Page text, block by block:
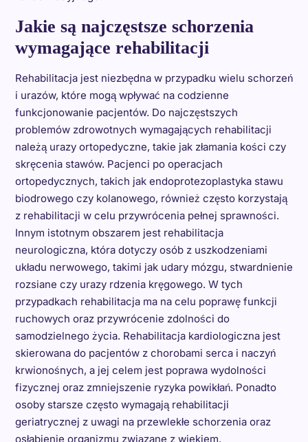
Jakie są najczęstsze schorzenia
wymagające rehabilitacji
Rehabilitacja jest niezbędna w przypadku wielu schorzeń
i urazów, które mogą wpływać na codzienne
funkcjonowanie pacjentów. Do najczęstszych
problemów zdrowotnych wymagających rehabilitacji
należą urazy ortopedyczne, takie jak złamania kości czy
skręcenia stawów. Pacjenci po operacjach
ortopedycznych, takich jak endoprotezoplastyka stawu
biodrowego czy kolanowego, również często korzystają
z rehabilitacji w celu przywrócenia pełnej sprawności.
Innym istotnym obszarem jest rehabilitacja
neurologiczna, która dotyczy osób z uszkodzeniami
układu nerwowego, takimi jak udary mózgu, stwardnienie
rozsiane czy urazy rdzenia kręgowego. W tych
przypadkach rehabilitacja ma na celu poprawę funkcji
ruchowych oraz przywrócenie zdolności do
samodzielnego życia. Rehabilitacja kardiologiczna jest
skierowana do pacjentów z chorobami serca i naczyń
krwionośnych, a jej celem jest poprawa wydolności
fizycznej oraz zmniejszenie ryzyka powikłań. Ponadto
osoby starsze często wymagają rehabilitacji
geriatrycznej z uwagi na przewlekłe schorzenia oraz
osłabienie organizmu związane z wiekiem.